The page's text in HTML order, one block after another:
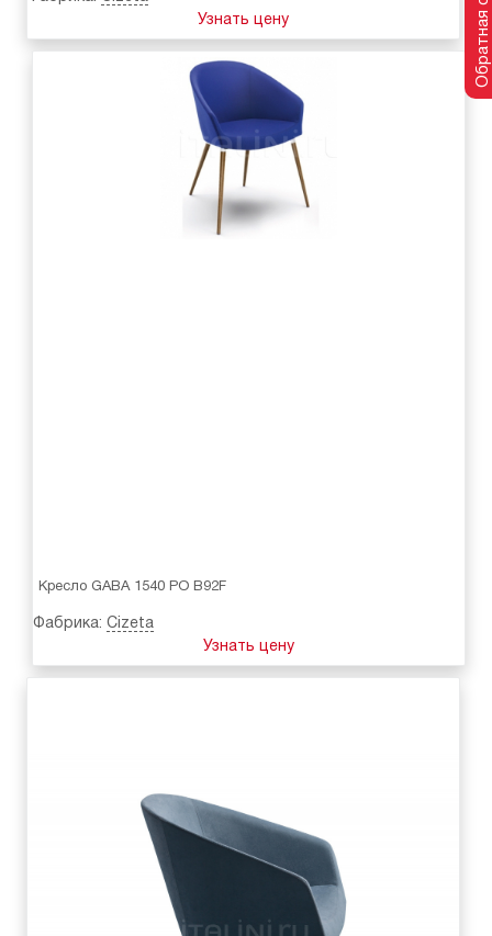
Узнать цену
Кресло GABA 1540 PO B92F
Фабрика: Cizeta
Узнать цену